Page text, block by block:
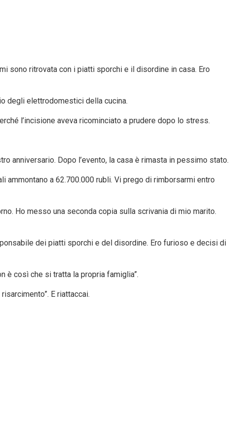
sono ritrovata con i piatti sporchi e il disordine in casa. Ero
degli elettrodomestici della cucina.
l’incisione aveva ricominciato a prudere dopo lo stress.
anniversario. Dopo l’evento, la casa è rimasta in pessimo stato.
a 62.700.000 rubli. Vi prego di rimborsarmi entro
Ho messo una seconda copia sulla scrivania di mio marito.
dei piatti sporchi e del disordine. Ero furioso e decisi di
è così che si tratta la propria famiglia”.
E riattaccai.